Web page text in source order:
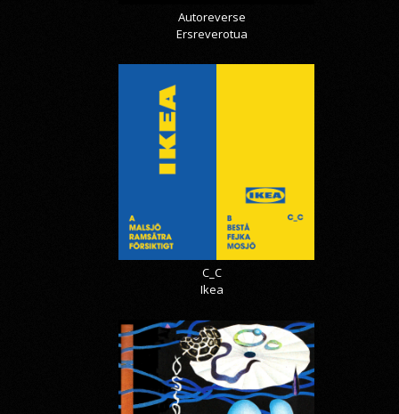
Autoreverse
Ersreverotua
C_C
Ikea